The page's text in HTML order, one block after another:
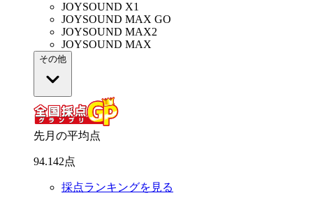
JOYSOUND X1
JOYSOUND MAX GO
JOYSOUND MAX2
JOYSOUND MAX
その他
先月の平均点
94.142点
採点ランキングを見る